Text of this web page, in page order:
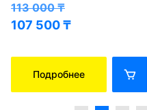
113 000₸
107 500₸
Подробнее